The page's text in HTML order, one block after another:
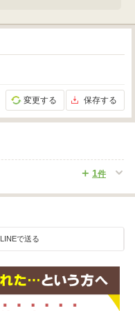
変更する 保存する
1件
LINEで送る